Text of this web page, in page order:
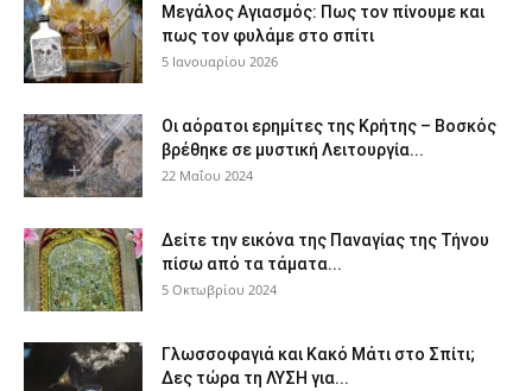
Μεγάλος Αγιασμός: Πως τον πίνουμε και
πως τον φυλάμε στο σπίτι
5 Ιανουαρίου 2026
Οι αόρατοι ερημίτες της Κρήτης – Βοσκός
βρέθηκε σε μυστική Λειτουργία...
22 Μαΐου 2024
Δείτε την εικόνα της Παναγίας της Τήνου
πίσω από τα τάματα...
5 Οκτωβρίου 2024
Γλωσσοφαγιά και Κακό Μάτι στο Σπίτι;
Δες τώρα τη ΛΥΣΗ για...